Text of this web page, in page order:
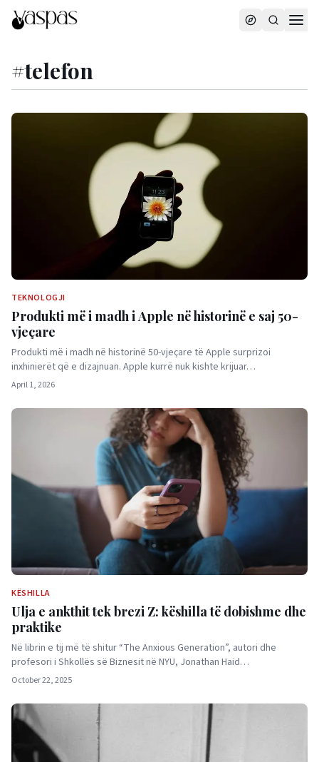
#telefon
TEKNOLOGJI
Produkti më i madh i Apple në historinë e saj 50-
vjeçare
Produkti më i madh në historinë 50-vjeçare të Apple surprizoi
inxhinierët që e dizajnuan. Apple kurrë nuk kishte krijuar…
April 1, 2026
KËSHILLA
Ulja e ankthit tek brezi Z: këshilla të dobishme dhe
praktike
Në librin e tij më të shitur “The Anxious Generation”, autori dhe
profesori i Shkollës së Biznesit në NYU, Jonathan Haid…
October 22, 2025